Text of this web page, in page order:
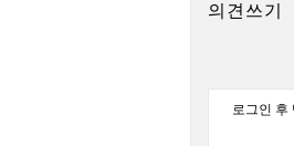
의견쓰기